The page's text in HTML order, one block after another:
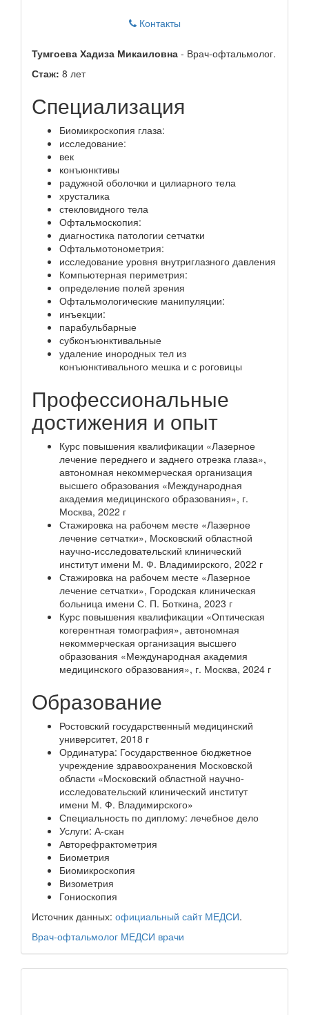
Контакты
Тумгоева Хадиза Микаиловна - Врач-офтальмолог.
Стаж: 8 лет
Специализация
Биомикроскопия глаза:
исследование:
век
конъюнктивы
радужной оболочки и цилиарного тела
хрусталика
стекловидного тела
Офтальмоскопия:
диагностика патологии сетчатки
Офтальмотонометрия:
исследование уровня внутриглазного давления
Компьютерная периметрия:
определение полей зрения
Офтальмологические манипуляции:
инъекции:
парабульбарные
субконъюнктивальные
удаление инородных тел из
конъюнктивального мешка и с роговицы
Профессиональные
достижения и опыт
Курс повышения квалификации «Лазерное
лечение переднего и заднего отрезка глаза»,
автономная некоммерческая организация
высшего образования «Международная
академия медицинского образования», г.
Москва, 2022 г
Стажировка на рабочем месте «Лазерное
лечение сетчатки», Московский областной
научно-исследовательский клинический
институт имени М. Ф. Владимирского, 2022 г
Стажировка на рабочем месте «Лазерное
лечение сетчатки», Городская клиническая
больница имени С. П. Боткина, 2023 г
Курс повышения квалификации «Оптическая
когерентная томография», автономная
некоммерческая организация высшего
образования «Международная академия
медицинского образования», г. Москва, 2024 г
Образование
Ростовский государственный медицинский
университет, 2018 г
Ординатура: Государственное бюджетное
учреждение здравоохранения Московской
области «Московский областной научно-
исследовательский клинический институт
имени М. Ф. Владимирского»
Специальность по диплому: лечебное дело
Услуги: А-скан
Авторефрактометрия
Биометрия
Биомикроскопия
Визометрия
Гониоскопия
Источник данных: официальный сайт МЕДСИ.
Врач-офтальмолог МЕДСИ врачи